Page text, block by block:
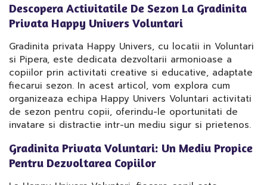
Descopera Activitatile De Sezon La Gradinita
Privata Happy Univers Voluntari
Gradinita privata Happy Univers, cu locatii in Voluntari
si Pipera, este dedicata dezvoltarii armonioase a
copiilor prin activitati creative si educative, adaptate
fiecarui sezon. In acest articol, vom explora cum
organizeaza echipa Happy Univers Voluntari activitati
de sezon pentru copii, oferindu-le oportunitati de
invatare si distractie intr-un mediu sigur si prietenos.
Gradinita Privata Voluntari: Un Mediu Propice
Pentru Dezvoltarea Copiilor